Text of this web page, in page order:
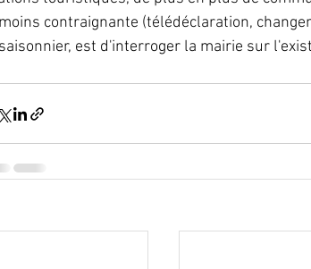
contraignante (télédéclaration,
est d'interroger la mairie sur